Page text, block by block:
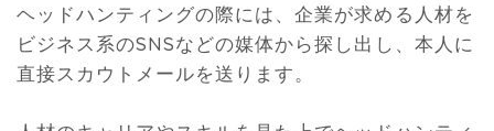
ヘッドハンティングの際には、企業が求める人材を
ビジネス系のSNSなどの媒体から探し出し、本人に
直接スカウトメールを送ります。